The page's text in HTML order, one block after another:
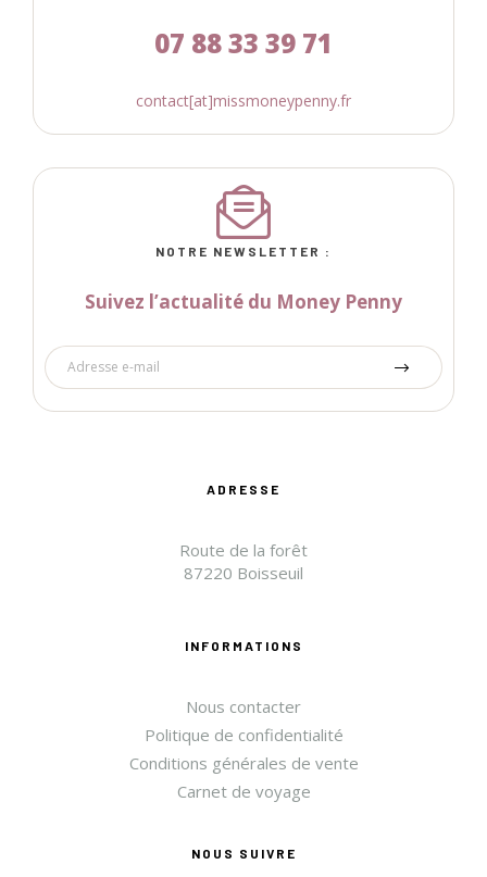
07 88 33 39 71
contact[at]missmoneypenny.fr
NOTRE NEWSLETTER :
Suivez l’actualité du Money Penny
ADRESSE
Route de la forêt
87220 Boisseuil
INFORMATIONS
Nous contacter
Politique de confidentialité
Conditions générales de vente
Carnet de voyage
NOUS SUIVRE